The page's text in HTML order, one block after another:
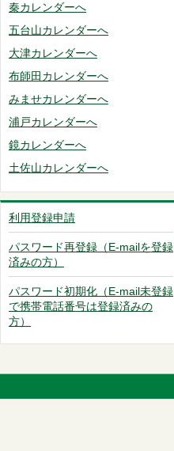
秦カレンダーへ
五台山カレンダーへ
大津カレンダーへ
布師田カレンダーへ
みませカレンダーへ
浦戸カレンダーへ
鏡カレンダーへ
土佐山カレンダーへ
利用登録申請
パスワード再登録（E-mailを登録
済みの方）
パスワード初期化（E-mail未登録
で携帯電話番号は登録済みの
方）